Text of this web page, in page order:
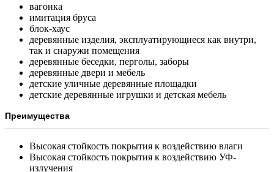
вагонка
имитация бруса
блок-хаус
деревянные изделия, эксплуатирующиеся как внутри,
так и снаружи помещения
деревянные беседки, перголы, заборы
деревянные двери и мебель
детские уличные деревянные площадки
детские деревянные игрушки и детская мебель
Преимущества
Высокая стойкость покрытия к воздействию влаги
Высокая стойкость покрытия к воздействию УФ-
излучения